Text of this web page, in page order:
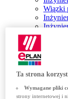
Wiązki
Rozwiązania
Close
Ta strona
Wymagane pliki
strony internetowej i